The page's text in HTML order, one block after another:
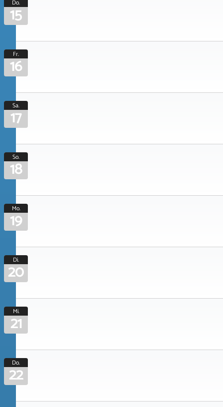
Do.
15
Fr.
16
Sa.
17
So.
18
Mo.
19
Di.
20
Mi.
21
Do.
22